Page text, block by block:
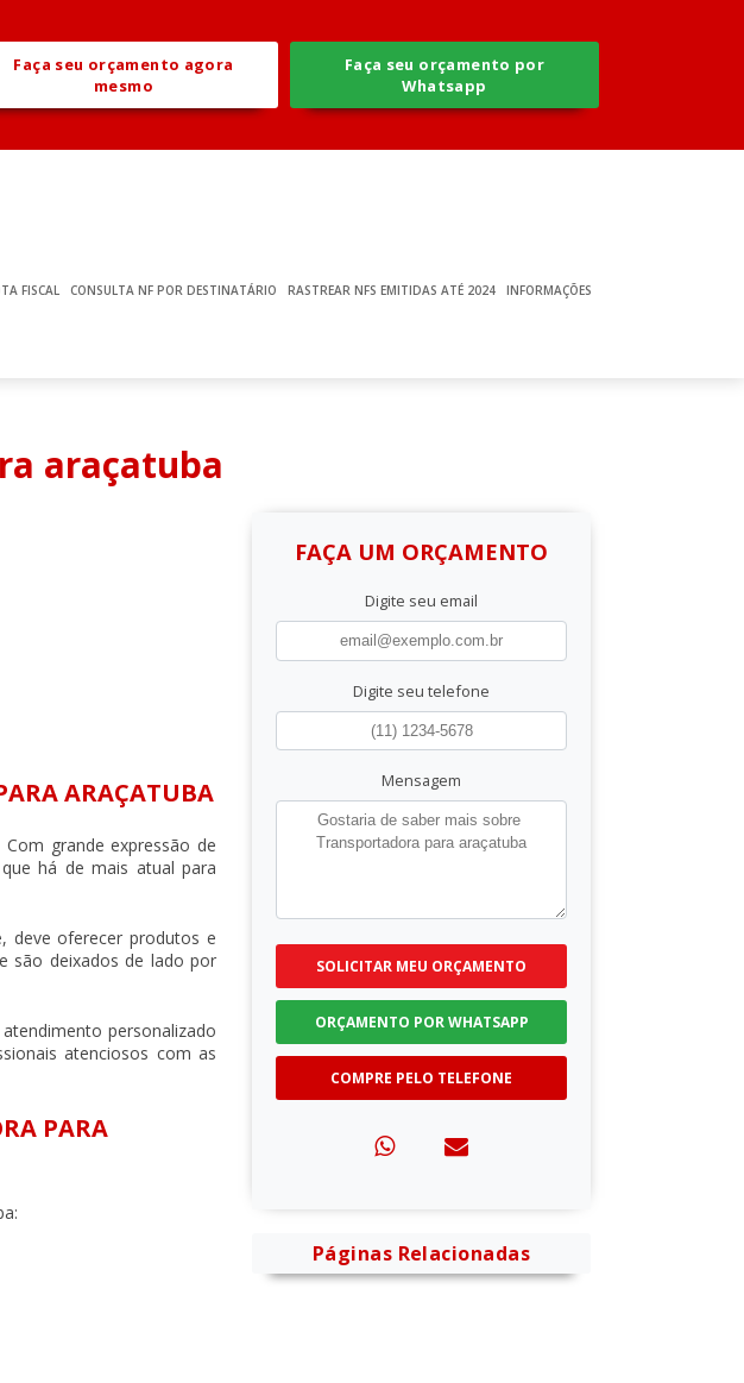
Faça seu orçamento agora
mesmo
Faça seu orçamento por
Whatsapp
FISCAL CONSULTA NF POR DESTINATÁRIO RASTREAR NFS EMITIDAS ATÉ 2024 INFORMAÇÕES
araçatuba
ARAÇATUBA
grande expressão de
há de mais atual para
deve oferecer produtos e
são deixados de lado por
personalizado
atenciosos com as
PARA
:
FAÇA UM ORÇAMENTO
Digite seu email
Digite seu telefone
Mensagem
SOLICITAR MEU ORÇAMENTO
ORÇAMENTO POR WHATSAPP
COMPRE PELO TELEFONE
Páginas Relacionadas